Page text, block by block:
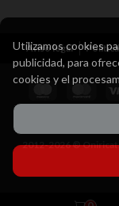
Aviso legal
2012-2026 ®
Utilizamos cookies
publicidad, para
cookies y el